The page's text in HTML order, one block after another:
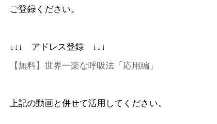
ご登録ください。
↓↓↓ アドレス登録 ↓↓↓
【無料】世界一楽な呼吸法「応用編」
上記の動画と併せて活用してください。